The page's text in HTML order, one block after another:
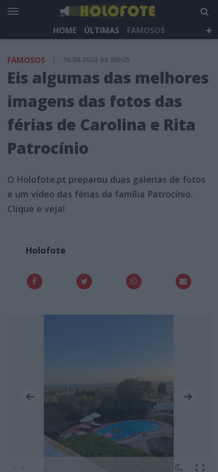
HOME ÚLTIMAS
FAMOSOS
HOLOFOTE TV
NEWSLETTER
FAMOSOS | 16.08.2022 às 20h25
Eis algumas das melhores
imagens das fotos das
férias de Carolina e Rita
Patrocínio
O Holofote.pt preparou duas galerias de fotos
e um vídeo das férias da família Patrocínio.
Clique e veja!
Holofote
1 / 8